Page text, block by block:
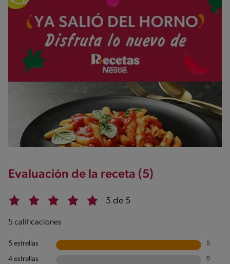
Evaluación de la receta (5)
5 de 5
5 calificaciones
5 estrellas 5
4 estrellas 0